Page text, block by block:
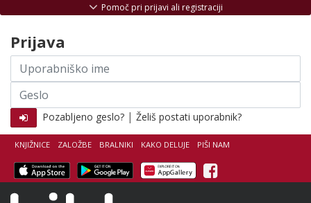
KNJIŽNICE ZALOŽBE BRALNIKI KAKO DELUJE PIŠI NAM
Facebook
Pomoč pri prijavi ali registraciji
Prijava
Uporabniško
ime
Geslo
Pozabljeno geslo? | Želiš postati uporabnik?